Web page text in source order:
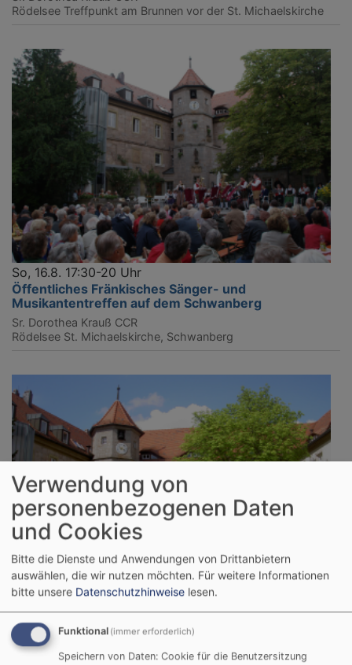
Rödelsee Treffpunkt am Brunnen vor der St. Michaelskirche
So, 16.8. 17:30-20 Uhr
Öffentliches Fränkisches Sänger- und
Musikantentreffen auf dem Schwanberg
Sr. Dorothea Krauß CCR
Rödelsee St. Michaelskirche, Schwanberg
So, 6.9. 15:30-16:45 Uhr
Schloss- und Kirchenführung auf dem Schwanberg
Sr. Dorothea Krauß CCR
Verwendung von
personenbezogenen Daten
und Cookies
Bitte die Dienste und Anwendungen von Drittanbietern
auswählen, die wir nutzen möchten. Für weitere Informationen
bitte unsere Datenschutzhinweise lesen.
Funktional (immer erforderlich)
Speichern von Daten: Cookie für die Benutzersitzung